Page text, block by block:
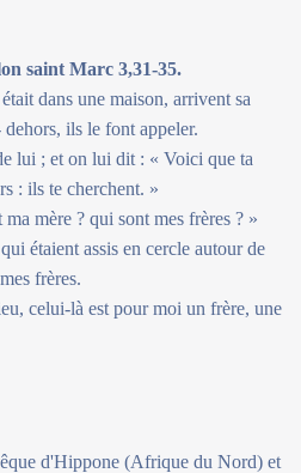
saint Marc 3,31-35.
dans une maison, arrivent sa
dehors, ils le font appeler.
lui ; et on lui dit : « Voici que ta
: ils te cherchent. »
mère ? qui sont mes frères ? »
étaient assis en cercle autour de
frères.
celui-là est pour moi un frère, une
d'Hippone (Afrique du Nord) et